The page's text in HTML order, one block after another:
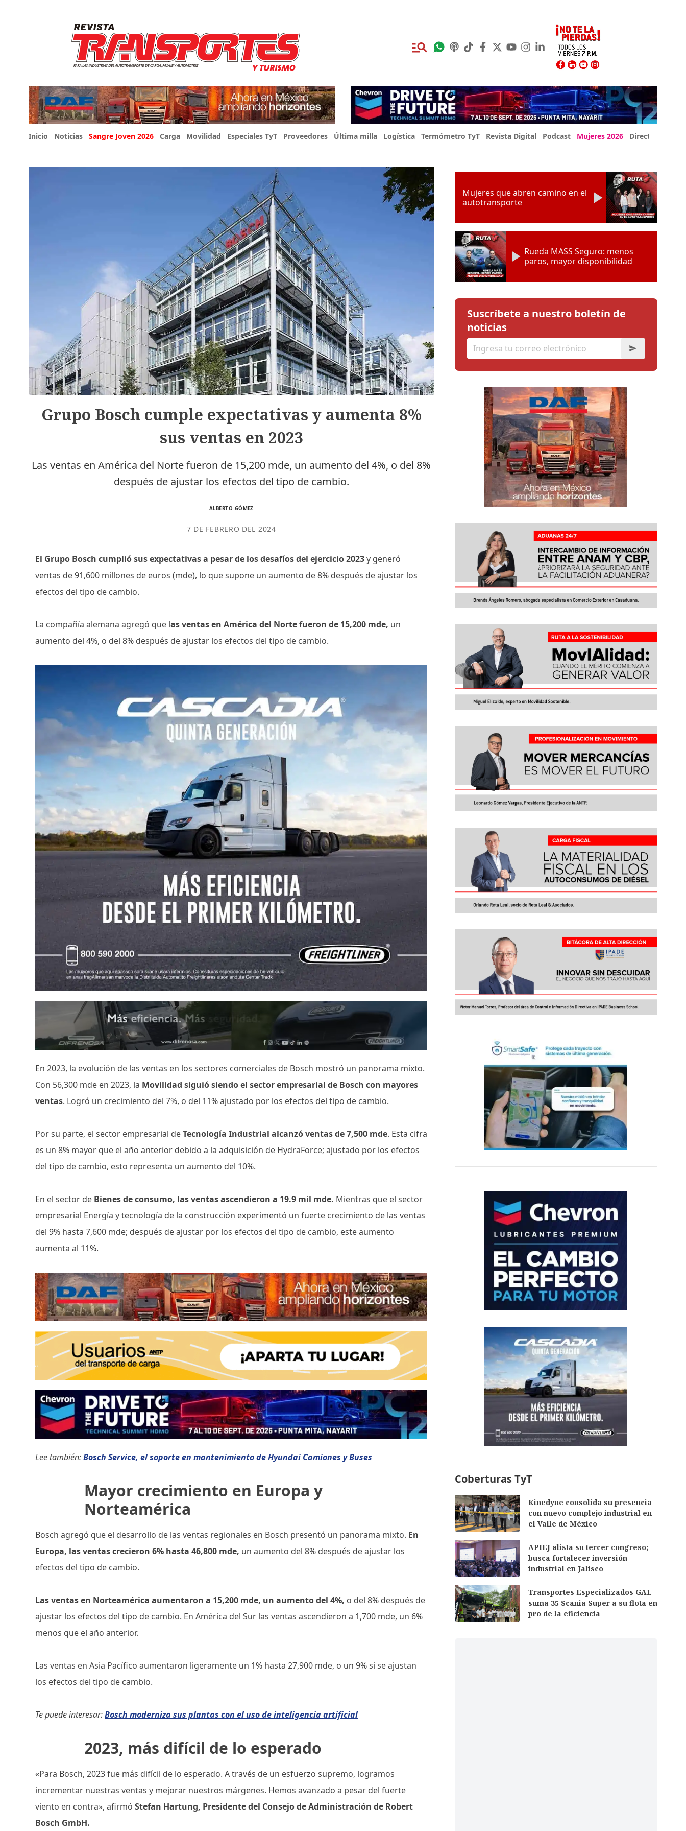
Inicio Noticias Sangre Joven 2026 Carga Movilidad Especiales TyT Proveedores Última milla Logística Termómetro TyT Revista Digital Podcast Mujeres 2026 Directorio Expo
Grupo Bosch cumple expectativas y aumenta 8%
sus ventas en 2023
Las ventas en América del Norte fueron de 15,200 mde, un aumento del 4%, o del 8%
después de ajustar los efectos del tipo de cambio.
ALBERTO GÓMEZ
7 DE FEBRERO DEL 2024
El Grupo Bosch cumplió sus expectativas a pesar de los desafíos del ejercicio 2023y generó
ventas de 91,600 millones de euros (mde), lo que supone un aumento de 8% después de ajustar los
efectos del tipo de cambio.
La compañía alemana agregó que las ventas en América del Norte fueron de 15,200 mde, un
aumento del 4%, o del 8% después de ajustar los efectos del tipo de cambio.
En 2023, la evolución de las ventas en los sectores comerciales de Bosch mostró un panorama mixto.
Con 56,300 mde en 2023, la Movilidad siguió siendo el sector empresarial de Bosch con mayores
ventas. Logró un crecimiento del 7%, o del 11% ajustado por los efectos del tipo de cambio.
Por su parte, el sector empresarial deTecnología Industrial alcanzó ventas de 7,500 mde. Esta cifra
es un 8% mayor que el año anterior debido a la adquisición de HydraForce; ajustado por los efectos
del tipo de cambio, esto representa un aumento del 10%.
En el sector de Bienes de consumo, las ventas ascendieron a 19.9 mil mde. Mientras que el sector
empresarial Energía y tecnología de la construcción experimentó un fuerte crecimiento de las ventas
del 9% hasta 7,600 mde; después de ajustar por los efectos del tipo de cambio, este aumento
aumenta al 11%.
Lee también:Bosch Service, el soporte en mantenimiento de Hyundai Camiones y Buses
Mayor crecimiento en Europa y
Norteamérica
Bosch agregó que el desarrollo de las ventas regionales en Bosch presentó un panorama mixto. En
Europa, las ventas crecieron 6% hasta 46,800 mde, un aumento del 8% después de ajustar los
efectos del tipo de cambio.
Las ventas en Norteamérica aumentaron a 15,200 mde, un aumento del 4%, o del 8% después de
ajustar los efectos del tipo de cambio. En América del Sur las ventas ascendieron a 1,700 mde, un 6%
menos que el año anterior.
Las ventas en Asia Pacífico aumentaron ligeramente un 1% hasta 27,900 mde, o un 9% si se ajustan
los efectos del tipo de cambio.
Te puede interesar:Bosch moderniza sus plantas con el uso de inteligencia artificial
2023, más difícil de lo esperado
«Para Bosch, 2023 fue más difícil de lo esperado. A través de un esfuerzo supremo, logramos
incrementar nuestras ventas y mejorar nuestros márgenes. Hemos avanzado a pesar del fuerte
viento en contra», afirmóStefan Hartung, Presidente del Consejo de Administración de Robert
Bosch GmbH.
Mujeres que abren camino en el
autotransporte
Rueda MASS Seguro: menos
paros, mayor disponibilidad
Suscríbete a nuestro boletín de
noticias
Coberturas TyT
Kinedyne consolida su presencia
con nuevo complejo industrial en
el Valle de México
APIEJ alista su tercer congreso;
busca fortalecer inversión
industrial en Jalisco
Transportes Especializados GAL
suma 35 Scania Super a su flota en
pro de la eficiencia